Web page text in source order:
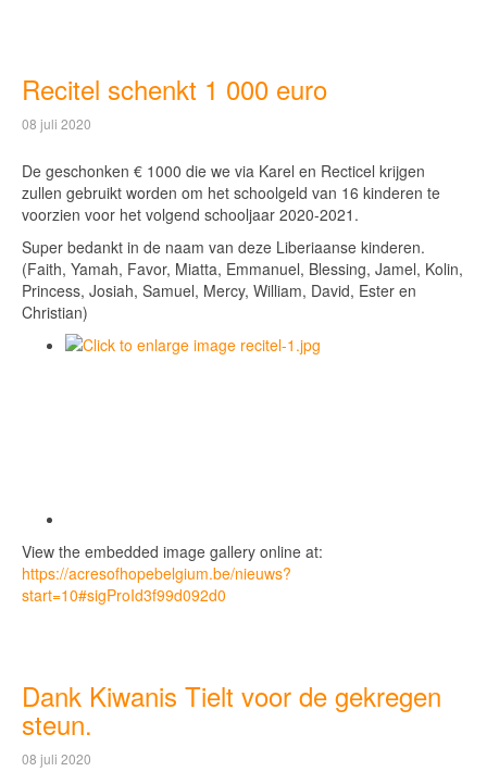
Recitel schenkt 1 000 euro
08 juli 2020
De geschonken € 1000 die we via Karel en Recticel krijgen
zullen gebruikt worden om het schoolgeld van 16 kinderen te
voorzien voor het volgend schooljaar 2020-2021.
Super bedankt in de naam van deze Liberiaanse kinderen.
(Faith, Yamah, Favor, Miatta, Emmanuel, Blessing, Jamel, Kolin,
Princess, Josiah, Samuel, Mercy, William, David, Ester en
Christian)
View the embedded image gallery online at:
https://acresofhopebelgium.be/nieuws?
start=10#sigProId3f99d092d0
Dank Kiwanis Tielt voor de gekregen
steun.
08 juli 2020